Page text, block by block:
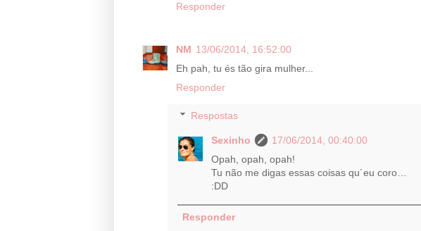
Responder
NM 13/06/2014, 16:52:00
Eh pah, tu és tão gira mulher...
Responder
Respostas
Sexinho
17/06/2014, 00:40:00
Opah, opah, opah!
Tu não me digas essas coisas qu´eu coro…
:DD
Responder